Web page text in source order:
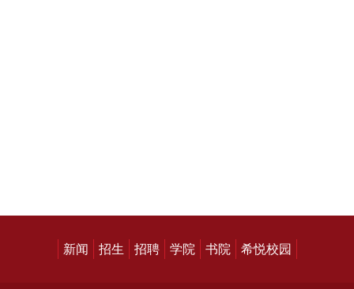
新闻 招生 招聘 学院 书院 希悦校园